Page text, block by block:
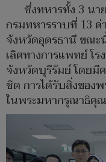
ซึ่งทหารทั้ง 3 น
กรมทหารราบที่ 13 ค่
จังหวัดอุดรธานี ขณะ
เลิศทางการแพทย์ โร
จังหวัดบุรีรัมย์ โดย
ชิด การได้รับสิ่งของ
ในพระมหากรุณาธิคุ